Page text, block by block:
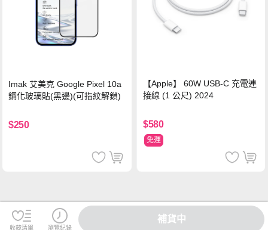
Imak 艾美克 Google Pixel 10a
鋼化玻璃貼(黑邊)(可指紋解鎖)
$250
【Apple】 60W USB-C 充電連
接線 (1 公尺) 2024
$580
免運
收藏清單 瀏覽紀錄
補貨中